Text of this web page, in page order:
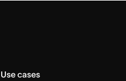
Use cases